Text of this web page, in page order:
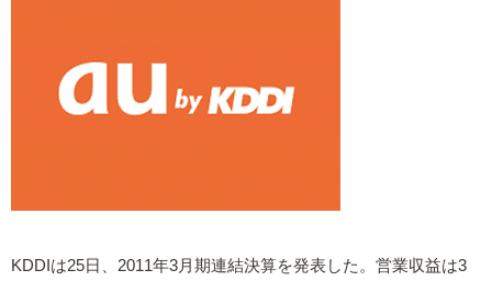
KDDIは25日、2011年3月期連結決算を発表した。営業収益は3